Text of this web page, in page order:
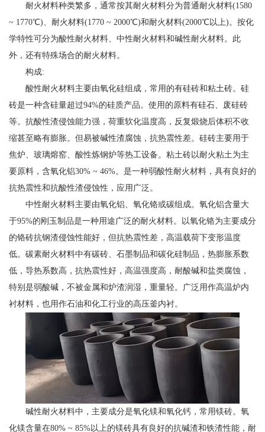
耐火材料种类繁多，通常按其耐火材料分为普通耐火材料(1580
~ 1770℃)、耐火材料(1770 ~ 2000℃)和耐火材料(2000℃以上)。按化
学特性可分为酸性耐火材料、中性耐火材料和碱性耐火材料。此
外，还有特殊场合的耐火材料。
构成:
酸性耐火材料主要由氧化硅组成，常用的有硅砖和粘土砖。硅
砖是一种含硅量超过94%的硅质产品。使用的原料有硅石、废硅砖
等。抗酸性渣侵蚀能力强，荷重软化温度高，反复煅烧后体积不收
缩甚至略有膨胀。但易被碱性渣腐蚀，抗热震性差。硅砖主要用于
焦炉、玻璃熔窑、酸性炼钢炉等热工设备。粘土砖以耐火粘土为主
要原料，含氧化铝30% ~ 46%。是一种弱酸性耐火材料，具有良好的
抗热震性和抗酸性渣侵蚀性，应用广泛。
中性耐火材料主要由氧化铝、氧化铬或碳组成。氧化铝含量大
于95%的刚玉制品是一种用途广泛的耐火材料。以氧化铬为主要成分
的铬砖抗钢渣侵蚀性能好，但抗热震性差，高温载荷下变形温度
低。碳素耐火材料中有碳砖、石墨制品和碳化硅制品，热膨胀系数
低，导热系数高，抗热震性好，高温强度高，耐酸碱和盐类腐蚀，
特别是弱酸碱，不被金属和炉渣润湿，重量轻。广泛用作高温炉内
衬材料，也用作石油和化工行业的高压釜内衬。
碱性耐火材料中，主要成分是氧化镁和氧化钙，常用镁砖。氧
化镁含量在80% ~ 85%以上的镁砖具有良好的抗碱渣和铁渣性能，耐